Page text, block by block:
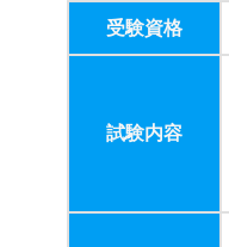
受験資格
試験内容